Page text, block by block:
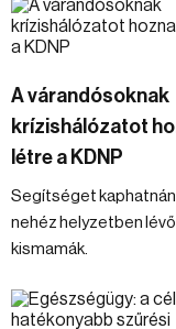
A várandósoknak
krízishálózatot
létre a KDNP
Segítséget
nehéz helyzetben lévő
kismamák.